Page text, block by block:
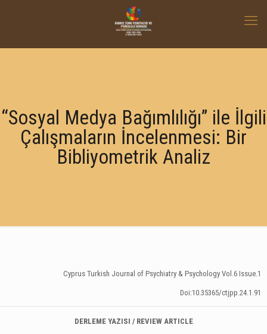
“Sosyal Medya Bağımlılığı” ile İlgili
Çalışmaların İncelenmesi: Bir
Bibliyometrik Analiz
Cyprus Turkish Journal of Psychiatry & Psychology Vol.6 Issue.1
Doi:10.35365/ctjpp.24.1.91
DERLEME YAZISI / REVIEW ARTICLE